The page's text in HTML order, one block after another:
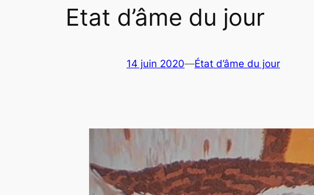
Etat d’âme du jour
14 juin 2020—État d’âme du jour